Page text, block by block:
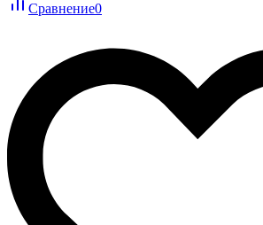
Сравнение0